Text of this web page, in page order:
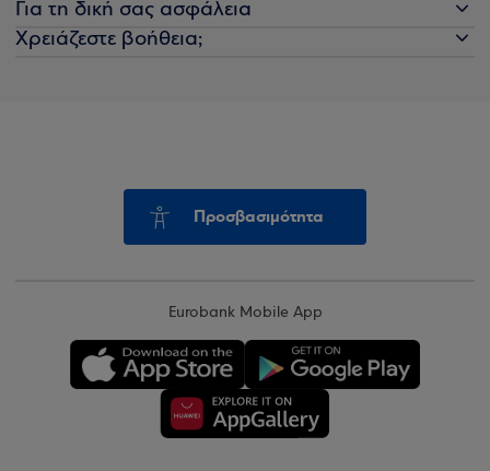
Για τη δική σας ασφάλεια
Χρειάζεστε βοήθεια;
Προσβασιμότητα
Eurobank Mobile App